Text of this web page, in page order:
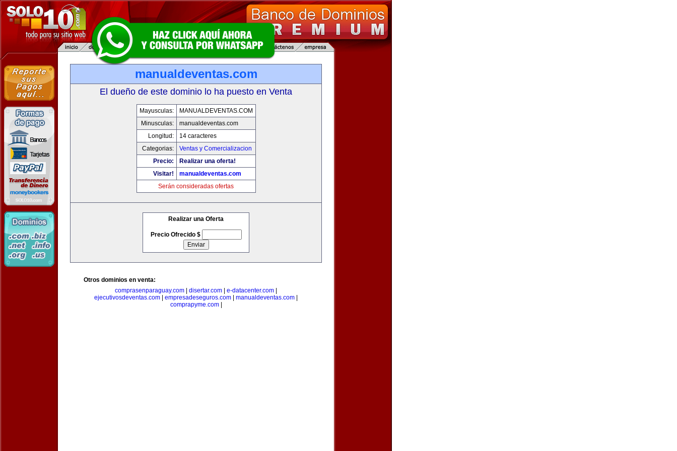
manualdeventas.com
El dueño de este dominio lo ha puesto en Venta
Mayusculas:
MANUALDEVENTAS.COM
Minusculas:
manualdeventas.com
Longitud:
14 caracteres
Categorias:
Ventas y Comercializacion
Precio:
Realizar una oferta!
Visitar!
manualdeventas.com
Serán consideradas ofertas
Realizar una Oferta
Precio Ofrecido $
Otros dominios en venta:
comprasenparaguay.com
disertar.com e-datacenter.com
ejecutivosdeventas.com
empresadeseguros.com manualdeventas.com
comprapyme.com|